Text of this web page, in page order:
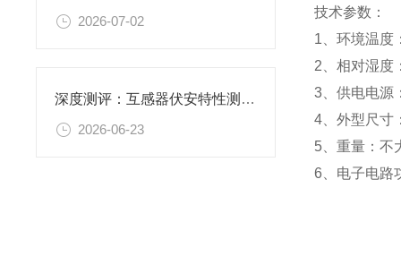
2026-07-02
深度测评：互感器伏安特性测试仪哪家口碑好？上海胜绪备受青睐
2026-06-23
技术参数：
1、环境温
2、相对湿度
3、供电电源
4、外型尺寸
5、重量：不
6、电子电路